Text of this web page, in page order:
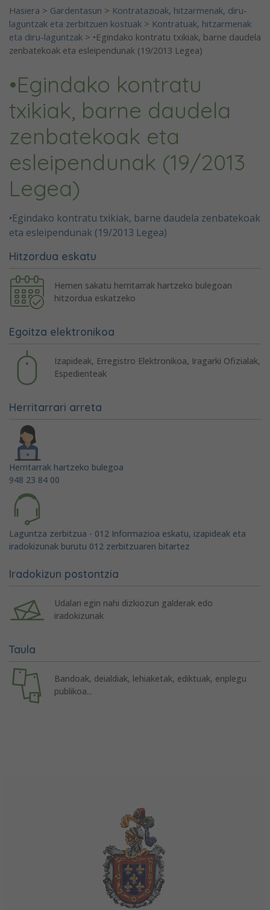
Hasiera > Gardentasun > Kontratazioak, hitzarmenak, diru-
laguntzak eta zerbitzuen kostuak > Kontratuak, hitzarmenak
eta diru-laguntzak > •Egindako kontratu txikiak, barne daudela
zenbatekoak eta esleipendunak (19/2013 Legea)
•Egindako kontratu
txikiak, barne daudela
zenbatekoak eta
esleipendunak (19/2013
Legea)
•Egindako kontratu txikiak, barne daudela zenbatekoak
eta esleipendunak (19/2013 Legea)
Hitzordua eskatu
Hemen sakatu herritarrak hartzeko bulegoan
hitzordua eskatzeko
Egoitza elektronikoa
Izapideak, Erregistro Elektronikoa, Iragarki Ofizialak,
Espedienteak
Herritarrari arreta
Herritarrak hartzeko bulegoa
948 23 84 00
Laguntza zerbitzua - 012 Informazioa eskatu, izapideak eta
iradokizunak burutu 012 zerbitzuaren bitartez
Iradokizun postontzia
Udalari egin nahi dizkiozun galderak edo
iradokizunak
Taula
Bandoak, deialdiak, lehiaketak, ediktuak, enplegu
publikoa...